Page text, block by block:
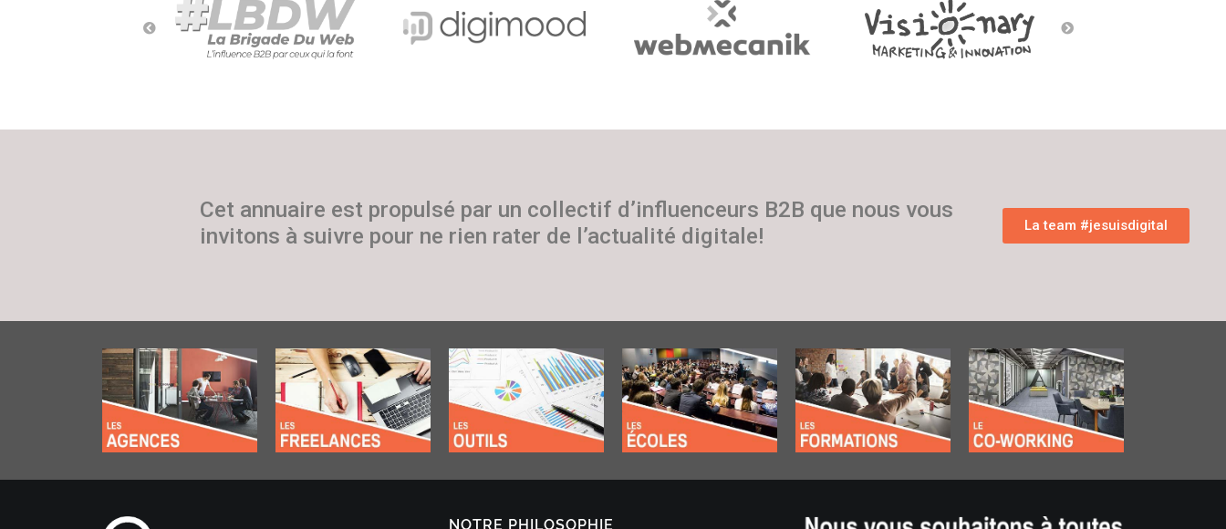
Cet annuaire est propulsé par un collectif d’influenceurs B2B que nous vous
invitons à suivre pour ne rien rater de l’actualité digitale!
La team #jesuisdigital
NOTRE PHILOSOPHIE